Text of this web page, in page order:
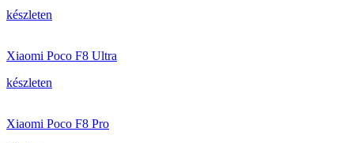
készleten
Xiaomi Poco F8 Ultra
készleten
Xiaomi Poco F8 Pro